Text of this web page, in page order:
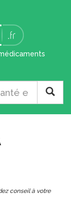
conseil à votre